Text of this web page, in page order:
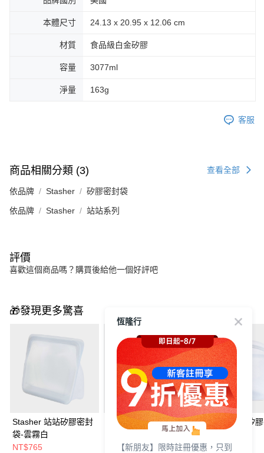
本體尺寸 24.13 x 20.95 x 12.06 cm
材質 食品級白金矽膠
容量 3077ml
淨量 163g
客服
商品相關分類 (3) 查看全部
依品牌 Stasher 矽膠密封袋
依品牌 Stasher 站站系列
評價
喜歡這個商品嗎？購買後給他一個好評吧
🎁發現更多驚喜
Stasher 站站矽膠密封
袋-雲霧白
NT$765
Stasher 美妝收納矽膠
NT$880
Stasher 碗形矽
袋 L 雲霧白
NT$972
恆隆行
【新朋友】限時註冊優惠，只到